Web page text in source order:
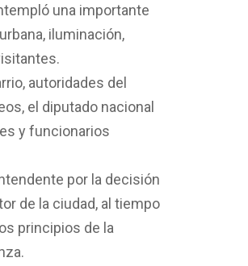
una importante
iluminación,
autoridades del
el diputado nacional
y funcionarios
por la decisión
de la ciudad, al tiempo
principios de la